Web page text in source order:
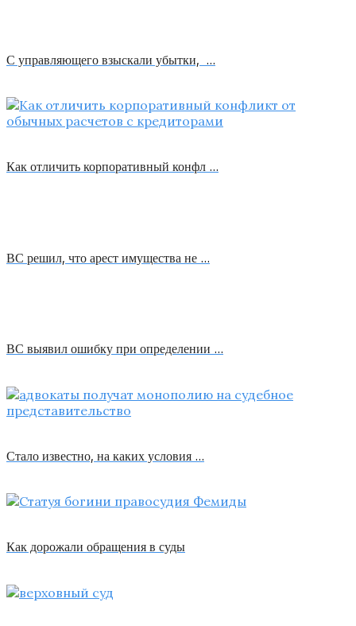
С управляющего взыскали убытки, …
Как отличить корпоративный конфл …
ВС решил, что арест имущества не …
ВС выявил ошибку при определении …
Стало известно, на каких условия …
Как дорожали обращения в суды